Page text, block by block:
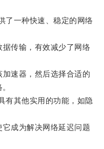
一种快速、稳定的网络
传输，有效减少了网络
速器，然后选择合适的
其他实用的功能，如隐
成为解决网络延迟问题